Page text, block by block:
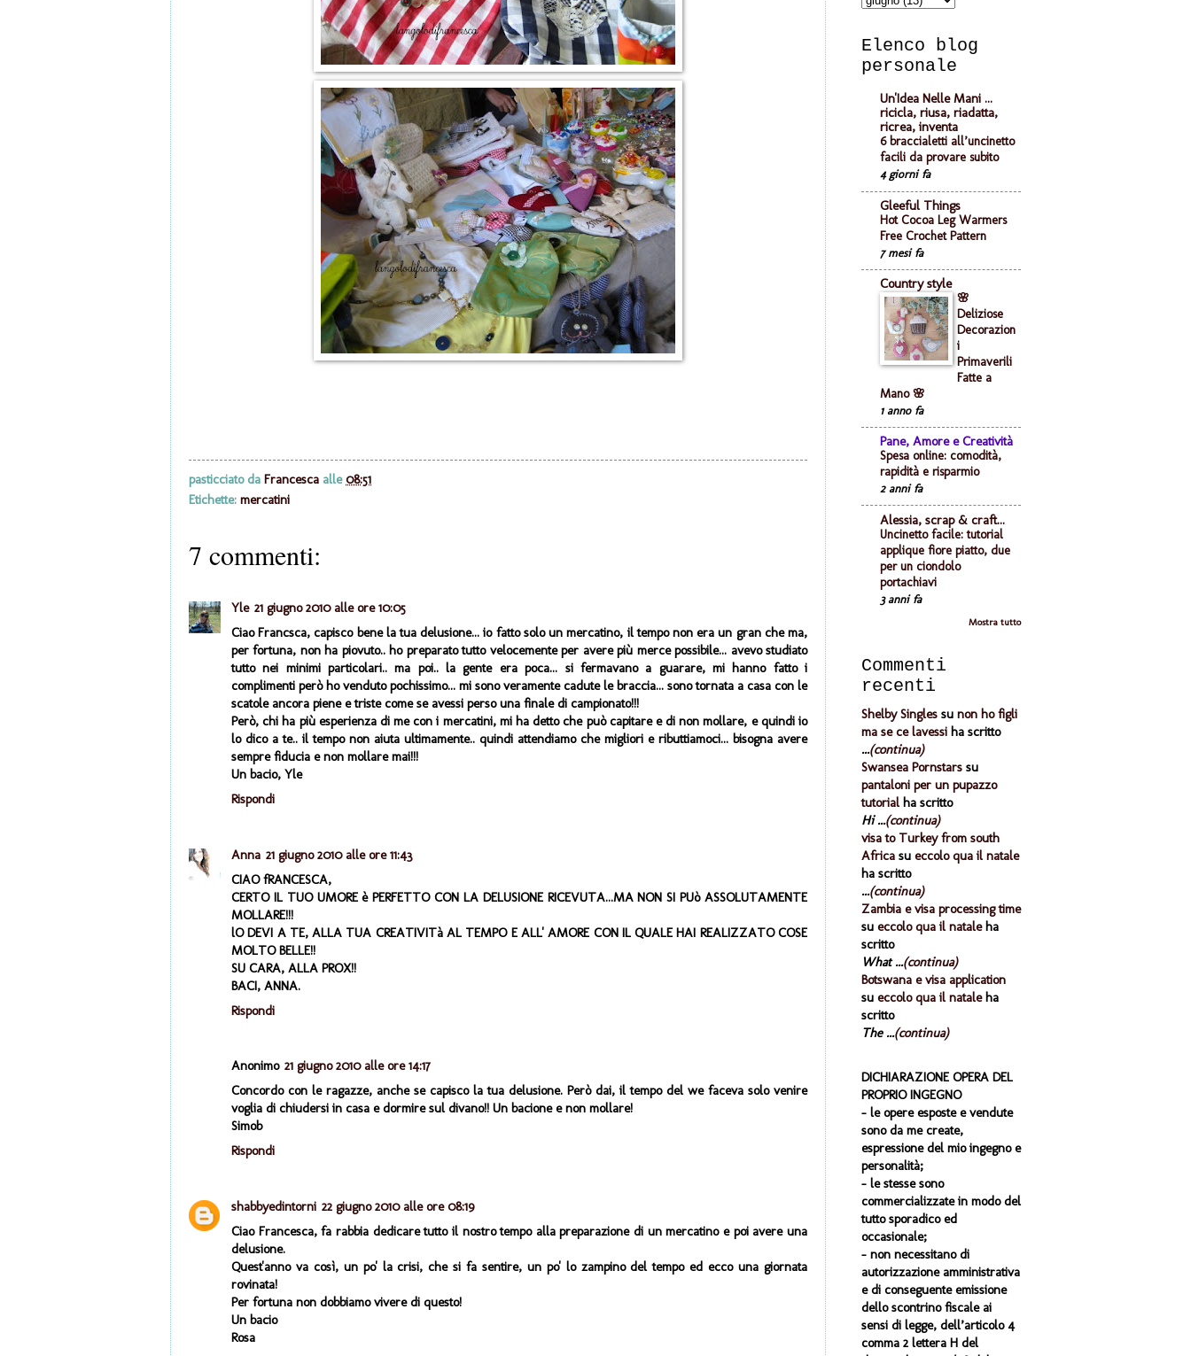
pasticciato da Francesca alle08:51
Etichette: mercatini
7 commenti:
Yle 21 giugno 2010 alle ore 10:05
Ciao Francsca, capisco bene la tua delusione... io fatto solo un mercatino, il tempo non era un gran che ma,
per fortuna, non ha piovuto.. ho preparato tutto velocemente per avere più merce possibile... avevo studiato
tutto nei minimi particolari.. ma poi.. la gente era poca... si fermavano a guarare, mi hanno fatto i
complimenti però ho venduto pochissimo... mi sono veramente cadute le braccia... sono tornata a casa con le
scatole ancora piene e triste come se avessi perso una finale di campionato!!!
Però, chi ha più esperienza di me con i mercatini, mi ha detto che può capitare e di non mollare, e quindi io
lo dico a te.. il tempo non aiuta ultimamente.. quindi attendiamo che migliori e ributtiamoci... bisogna avere
sempre fiducia e non mollare mai!!!
Un bacio, Yle
Rispondi
Anna 21 giugno 2010 alle ore 11:43
CIAO fRANCESCA,
CERTO IL TUO UMORE è PERFETTO CON LA DELUSIONE RICEVUTA...MA NON SI PUò ASSOLUTAMENTE
MOLLARE!!!
lO DEVI A TE, ALLA TUA CREATIVITà AL TEMPO E ALL' AMORE CON IL QUALE HAI REALIZZATO COSE
MOLTO BELLE!!
SU CARA, ALLA PROX!!
BACI, ANNA.
Rispondi
Anonimo 21 giugno 2010 alle ore 14:17
Concordo con le ragazze, anche se capisco la tua delusione. Però dai, il tempo del we faceva solo venire
voglia di chiudersi in casa e dormire sul divano!! Un bacione e non mollare!
Simob
Rispondi
shabbyedintorni 22 giugno 2010 alle ore 08:19
Ciao Francesca, fa rabbia dedicare tutto il nostro tempo alla preparazione di un mercatino e poi avere una
delusione.
Quest'anno va così, un po' la crisi, che si fa sentire, un po' lo zampino del tempo ed ecco una giornata
rovinata!
Per fortuna non dobbiamo vivere di questo!
Un bacio
Rosa
Elenco blog
personale
Un'Idea Nelle Mani ...
ricicla, riusa, riadatta,
ricrea, inventa
6 braccialetti all’uncinetto
facili da provare subito
4 giorni fa
Gleeful Things
Hot Cocoa Leg Warmers
Free Crochet Pattern
7 mesi fa
Country style
🌸
Deliziose
Decorazion
i
Primaverili
Fatte a
Mano 🌸
1 anno fa
Pane, Amore e Creatività
Spesa online: comodità,
rapidità e risparmio
2 anni fa
Alessia, scrap & craft...
Uncinetto facile: tutorial
applique fiore piatto, due
per un ciondolo
portachiavi
3 anni fa
Mostra tutto
Commenti
recenti
Shelby Singles su non ho figli
ma se ce lavessi ha scritto
...(continua)
Swansea Pornstars su
pantaloni per un pupazzo
tutorialha scritto
Hi ...(continua)
visa to Turkey from south
Africa su eccolo qua il natale
ha scritto
...(continua)
Zambia e visa processing time
su eccolo qua il nataleha
scritto
What ...(continua)
Botswana e visa application
su eccolo qua il nataleha
scritto
The ...(continua)
DICHIARAZIONE OPERA DEL
PROPRIO INGEGNO
- le opere esposte e vendute
sono da me create,
espressione del mio ingegno e
personalità;
- le stesse sono
commercializzate in modo del
tutto sporadico ed
occasionale;
- non necessitano di
autorizzazione amministrativa
e di conseguente emissione
dello scontrino fiscale ai
sensi di legge, dell’articolo 4
comma 2 lettera H del